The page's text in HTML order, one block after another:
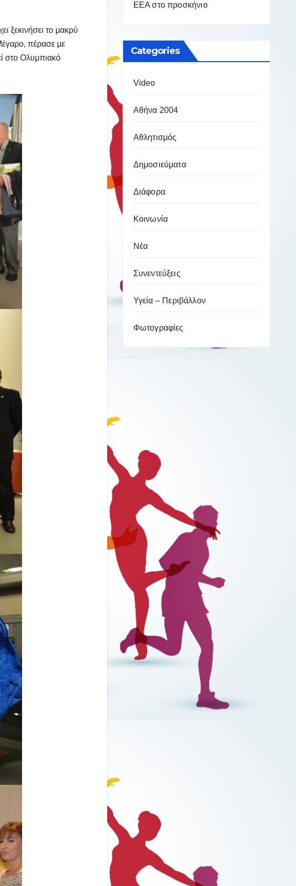
ξεκινήσει το μακρύ
πέρασε με
στο Ολυμπιακό
ΕΕΑ στο προσκήνιο
Categories
Video
Αθήνα 2004
Αθλητισμός
Δημοσιεύματα
Διάφορα
Κοινωνία
Νέα
Συνεντεύξεις
Υγεία – Περιβάλλον
Φωτογραφίες